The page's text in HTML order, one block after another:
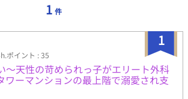
1 件
1
ポイント : 35
～天性の苛められっ子がエリート外科
ワーマンションの最上階で溺愛され支